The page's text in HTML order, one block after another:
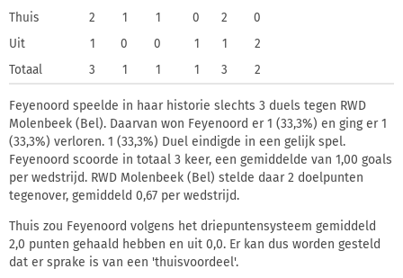
Thuis
2 1 1 0 2
0
Uit
1 0 0 1 1
2
Totaal
3 1 1 1 3 2
Feyenoord speelde in haar historie slechts 3 duels tegen RWD
Molenbeek (Bel). Daarvan won Feyenoord er 1 (33,3%) en ging er 1
(33,3%) verloren. 1 (33,3%) Duel eindigde in een gelijk spel.
Feyenoord scoorde in totaal 3 keer, een gemiddelde van 1,00 goals
per wedstrijd. RWD Molenbeek (Bel) stelde daar 2 doelpunten
tegenover, gemiddeld 0,67 per wedstrijd.
Thuis zou Feyenoord volgens het driepuntensysteem gemiddeld
2,0 punten gehaald hebben en uit 0,0. Er kan dus worden gesteld
dat er sprake is van een 'thuisvoordeel'.